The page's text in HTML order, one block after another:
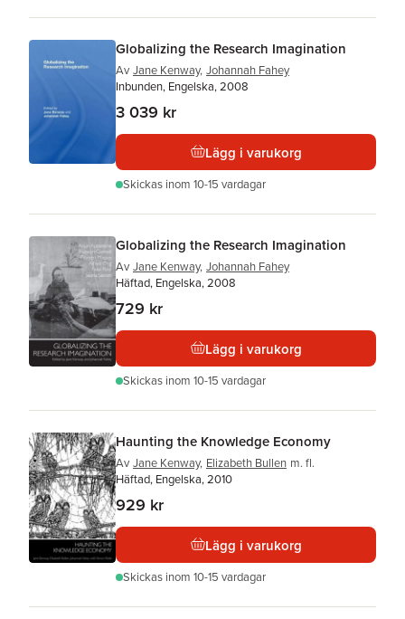
Globalizing the Research Imagination
Av Jane Kenway, Johannah Fahey
Inbunden, Engelska, 2008
3 039 kr
Lägg i varukorg
Skickas inom 10-15 vardagar
Globalizing the Research Imagination
Av Jane Kenway, Johannah Fahey
Häftad, Engelska, 2008
729 kr
Lägg i varukorg
Skickas inom 10-15 vardagar
Haunting the Knowledge Economy
Av Jane Kenway, Elizabeth Bullen m. fl.
Häftad, Engelska, 2010
929 kr
Lägg i varukorg
Skickas inom 10-15 vardagar